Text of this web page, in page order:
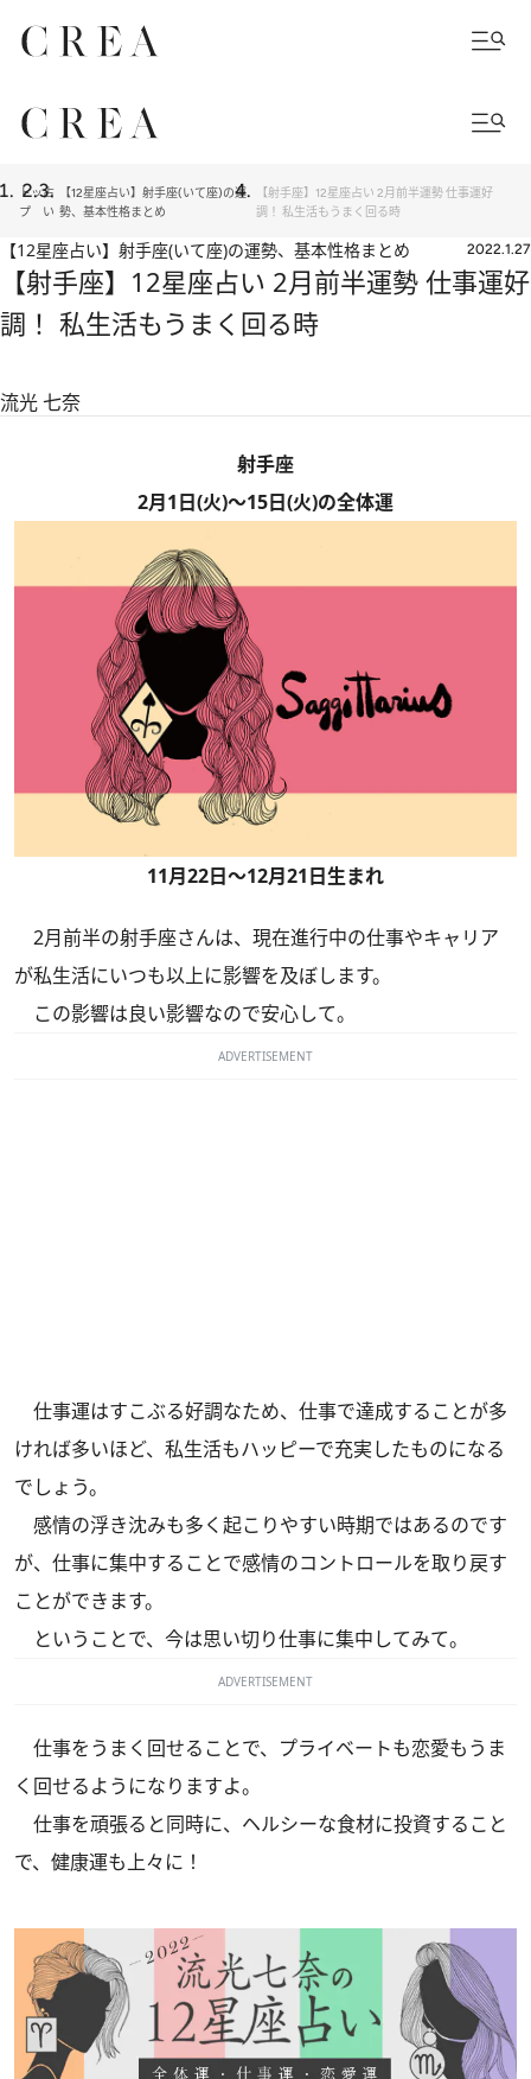
トッ
プ
占
い
【12星座占い】射手座(いて座)の運
勢、基本性格まとめ
【射手座】12星座占い 2月前半運勢 仕事運好
調！ 私生活もうまく回る時
【12星座占い】射手座(いて座)の運勢、基本性格まとめ 2022.1.27
【射手座】12星座占い 2月前半運勢 仕事運好
調！ 私生活もうまく回る時
流光 七奈
射手座
2月1日(火)～15日(火)の全体運
11月22日～12月21日生まれ
2月前半の射手座さんは、現在進行中の仕事やキャリア
が私生活にいつも以上に影響を及ぼします。
この影響は良い影響なので安心して。
ADVERTISEMENT
仕事運はすこぶる好調なため、仕事で達成することが多
ければ多いほど、私生活もハッピーで充実したものになる
でしょう。
感情の浮き沈みも多く起こりやすい時期ではあるのです
が、仕事に集中することで感情のコントロールを取り戻す
ことができます。
ということで、今は思い切り仕事に集中してみて。
ADVERTISEMENT
仕事をうまく回せることで、プライベートも恋愛もうま
く回せるようになりますよ。
仕事を頑張ると同時に、ヘルシーな食材に投資すること
で、健康運も上々に！